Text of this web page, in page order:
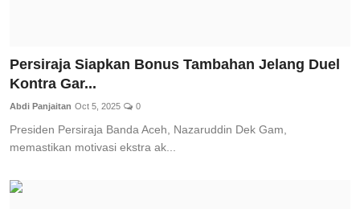
Persiraja Siapkan Bonus Tambahan Jelang Duel
Kontra Gar...
Abdi Panjaitan Oct 5, 2025 0
Presiden Persiraja Banda Aceh, Nazaruddin Dek Gam,
memastikan motivasi ekstra ak...